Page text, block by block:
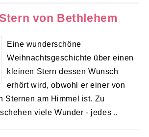
von Bethlehem
Eine wunderschöne
Weihnachtsgeschichte über einen
kleinen Stern dessen Wunsch
erhört wird, obwohl er einer von
Sternen am Himmel ist. Zu
viele Wunder - jedes ..